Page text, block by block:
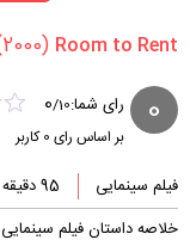
(2000)
0 رای شما: 0/10
بر اساس رای 0کاربر
فیلم سینمایی 95 دقیقه
خلاصه داستان فیلم سینمایی Room to Rent